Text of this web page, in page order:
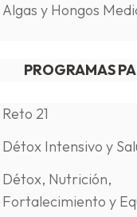
Algas y Hongos
PROGRAMAS
Reto 21
Détox Intensivo y
Détox, Nutrición,
Fortalecimiento y